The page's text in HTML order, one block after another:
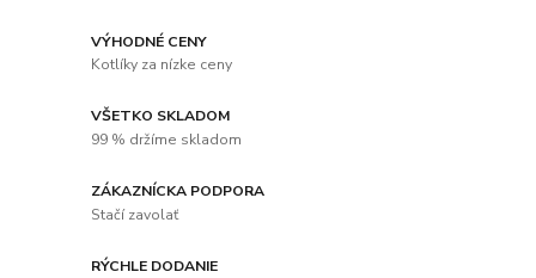
VÝHODNÉ CENY
Kotlíky za nízke ceny
VŠETKO SKLADOM
99 % držíme skladom
ZÁKAZNÍCKA PODPORA
Stačí zavolať
RÝCHLE DODANIE